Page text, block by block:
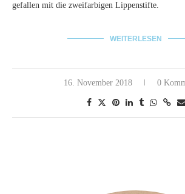
gefallen mit die zweifarbigen Lippenstifte.
WEITERLESEN
16. November 2018 0